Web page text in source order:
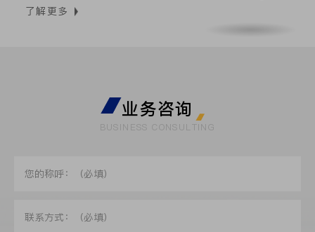
了解更多
业务咨询
BUSINESS CONSULTING